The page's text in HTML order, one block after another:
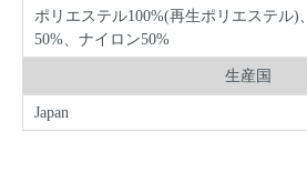
ポリエステル100%(再生ポリエステル)
50%、ナイロン50%
生産国
Japan